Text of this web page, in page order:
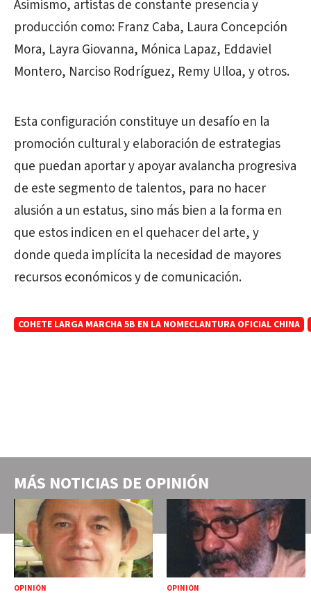
Asimismo, artistas de constante presencia y
producción como: Franz Caba, Laura Concepción
Mora, Layra Giovanna, Mónica Lapaz, Eddaviel
Montero, Narciso Rodríguez, Remy Ulloa, y otros.
Esta configuración constituye un desafío en la
promoción cultural y elaboración de estrategias
que puedan aportar y apoyar avalancha progresiva
de este segmento de talentos, para no hacer
alusión a un estatus, sino más bien a la forma en
que estos indicen en el quehacer del arte, y
donde queda implícita la necesidad de mayores
recursos económicos y de comunicación.
COHETE LARGA MARCHA 5B EN LA NOMECLANTURA OFICIAL CHINA
MÁS NOTICIAS DE OPINIÓN
OPINIÓN OPINIÓN